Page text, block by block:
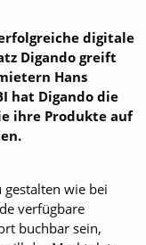
digitale
Digando greift
Hans
hat Digando die
ihre Produkte auf
wie bei
verfügbare
buchbar sein,